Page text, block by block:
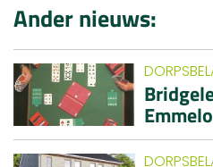
Ander nieuws: